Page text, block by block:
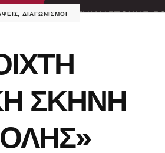
,ΔΙΑΓΩΝΙΣΜΟΙ
ΣΚΗΝΗ